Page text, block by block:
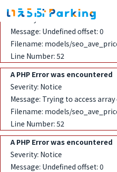
A PHP Error was encountered
Severity: Notice
Message: Undefined offset: 0
Filename: models/
Line Number: 52
A PHP Error was encountered
Severity: Notice
Message: Trying to access
Filename: models/
Line Number: 52
A PHP Error was encountered
Severity: Notice
Message: Undefined offset: 0